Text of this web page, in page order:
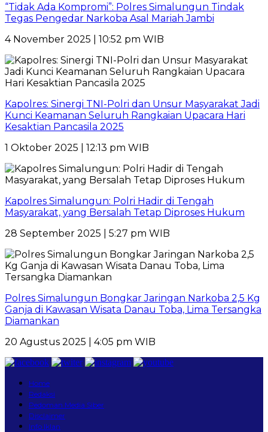
“Tidak Ada Kompromi”: Polres Simalungun Tindak
Tegas Pengedar Narkoba Asal Mariah Jambi
4 November 2025 | 10:52 pm WIB
Kapolres: Sinergi TNI-Polri dan Unsur Masyarakat Jadi
Kunci Keamanan Seluruh Rangkaian Upacara Hari
Kesaktian Pancasila 2025
1 Oktober 2025 | 12:13 pm WIB
Kapolres Simalungun: Polri Hadir di Tengah
Masyarakat, yang Bersalah Tetap Diproses Hukum
28 September 2025 | 5:27 pm WIB
Polres Simalungun Bongkar Jaringan Narkoba 2,5 Kg
Ganja di Kawasan Wisata Danau Toba, Lima Tersangka
Diamankan
20 Agustus 2025 | 4:05 pm WIB
Home
Redaksi
Pedoman Media Siber
Disclaimer
Info Iklan